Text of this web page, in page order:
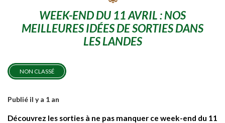
WEEK-END DU 11 AVRIL : NOS
MEILLEURES IDÉES DE SORTIES DANS
LES LANDES
NON CLASSÉ
Publié il y a 1 an
Découvrez les sorties à ne pas manquer ce week-end du 11